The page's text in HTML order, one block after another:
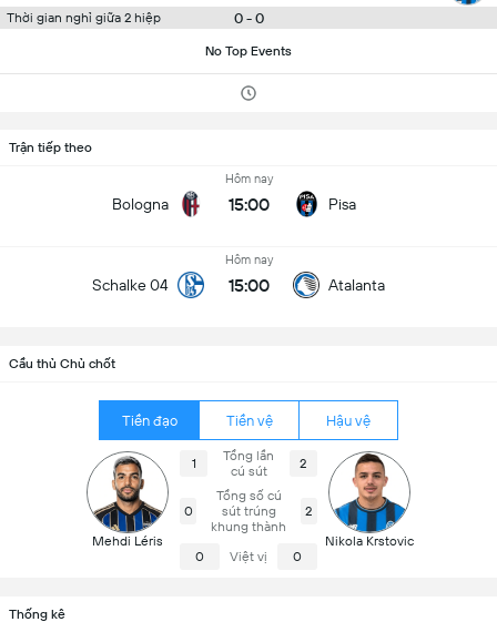
Thời gian nghỉ giữa 2 hiệp 0 - 0
No Top Events
Trận tiếp theo
Bologna
Hôm nay
15:00 Pisa
Schalke 04
Hôm nay
15:00 Atalanta
Cầu thủ Chủ chốt
Tiền đạo Tiền vệ Hậu vệ
Mehdi Léris
1
Tổng lần
cú sút
2
0
Tổng số cú
sút trúng
khung thành
2
0 Việt vị 0
Nikola Krstovic
Thống kê